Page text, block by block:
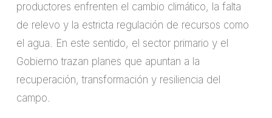
productores enfrenten el cambio climático, la falta
de relevo y la estricta regulación de recursos como
el agua. En este sentido, el sector primario y el
Gobierno trazan planes que apuntan a la
recuperación, transformación y resiliencia del
campo.